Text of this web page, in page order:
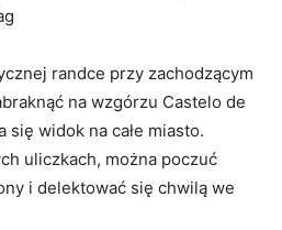
randce przy zachodzącym
na wzgórzu Castelo de
się widok na całe miasto.
uliczkach, można poczuć
i delektować się chwilą we